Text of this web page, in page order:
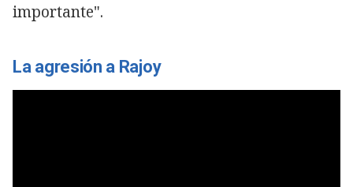
importante".
La agresión a Rajoy